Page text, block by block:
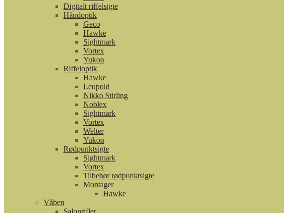
Digitalt riffelsigte
Håndoptik
Geco
Hawke
Sightmark
Vortex
Yukon
Riffeloptik
Hawke
Leupold
Nikko Stirling
Noblex
Sightmark
Vortex
Welter
Yukon
Rødpunktsigte
Sightmark
Vortex
Tilbehør rødpunktsigte
Montager
Hawke
Våben
Salonrifler